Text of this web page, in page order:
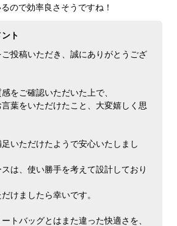
ので効率良さそうですね！
ト
投稿いただき、誠にありがとうござ
をご確認いただいた上で、
葉をいただけたこと、大変嬉しく思
いただけたようで安心いたしまし
は、使い勝手を考えて設計しており
けましたら幸いです。
トバッグとはまた違った快適さを、